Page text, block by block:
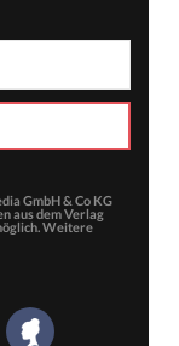
GmbH & Co KG
aus dem Verlag
Weitere